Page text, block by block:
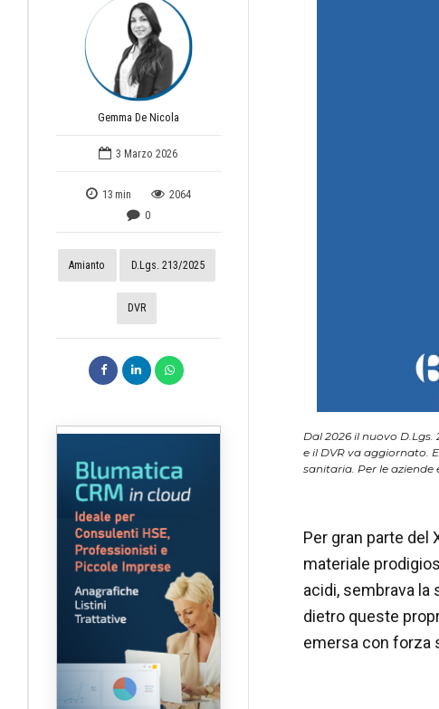
Gemma De Nicola
3 Marzo 2026
13 min
2064
0
Amianto D.Lgs. 213/2025
DVR
Dal 2026 il nuovo
e il DVR va aggiornato.
sanitaria. Per le
Per gran parte del
materiale
acidi, sembrava la
dietro queste
emersa con forza